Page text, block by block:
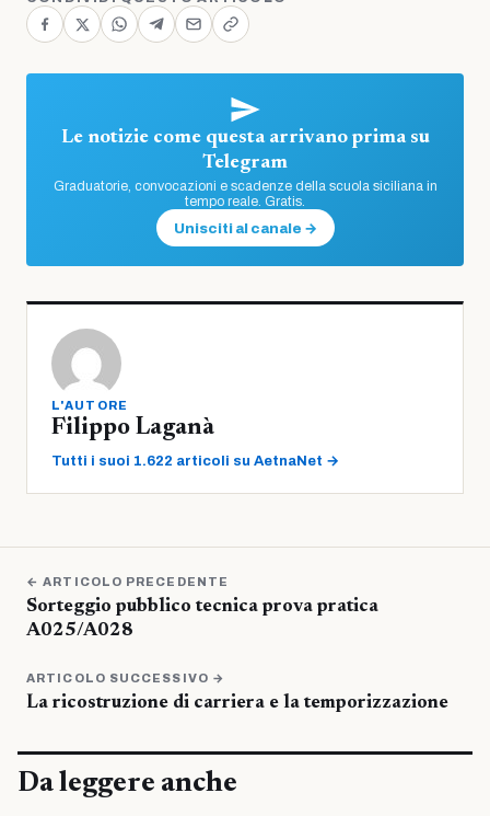
Le notizie come questa arrivano prima su
Telegram
Graduatorie, convocazioni e scadenze della scuola siciliana in
tempo reale. Gratis.
Unisciti al canale →
L'AUTORE
Filippo Laganà
Tutti i suoi 1.622 articoli su AetnaNet →
← ARTICOLO PRECEDENTE
Sorteggio pubblico tecnica prova pratica
A025/A028
ARTICOLO SUCCESSIVO →
La ricostruzione di carriera e la temporizzazione
Da leggere anche